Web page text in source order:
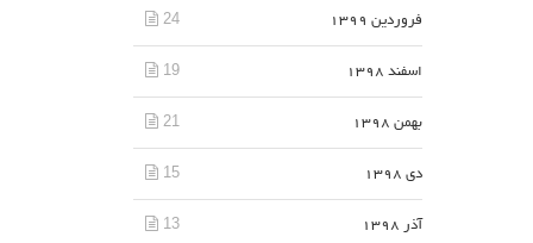
فروردین 1399 24
اسفند 1398 19
بهمن 1398 21
دی 1398 15
آذر 1398 13